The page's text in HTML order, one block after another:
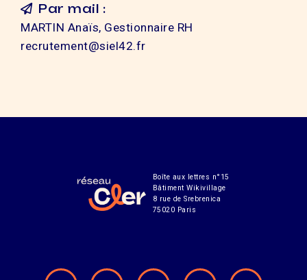
Par mail :
MARTIN Anaïs, Gestionnaire RH
recrutement@siel42.fr
Boîte aux lettres n°15
Bâtiment Wikivillage
8 rue de Srebrenica
75020 Paris